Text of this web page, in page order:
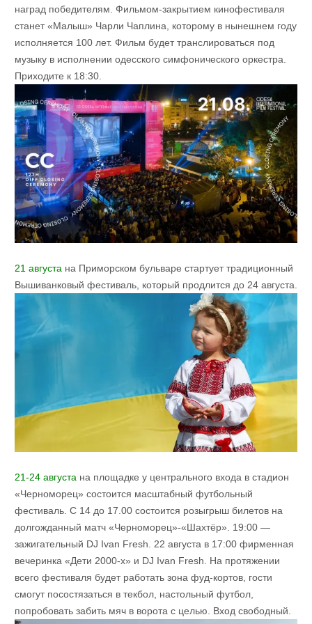
наград победителям. Фильмом-закрытием кинофестиваля
станет «Малыш» Чарли Чаплина, которому в нынешнем году
исполняется 100 лет. Фильм будет транслироваться под
музыку в исполнении одесского симфонического оркестра.
Приходите к 18:30.
21 августа на Приморском бульваре стартует традиционный
Вышиванковый фестиваль, который продлится до 24 августа.
21-24 августа на площадке у центрального входа в стадион
«Черноморец» состоится масштабный футбольный
фестиваль. С 14 до 17.00 состоится розыгрыш билетов на
долгожданный матч «Черноморец»-«Шахтёр». 19:00 —
зажигательный DJ Ivan Fresh. 22 августа в 17:00 фирменная
вечеринка «Дети 2000-х» и DJ Ivan Fresh. На протяжении
всего фестиваля будет работать зона фуд-кортов, гости
смогут посостязаться в текбол, настольный футбол,
попробовать забить мяч в ворота с целью. Вход свободный.